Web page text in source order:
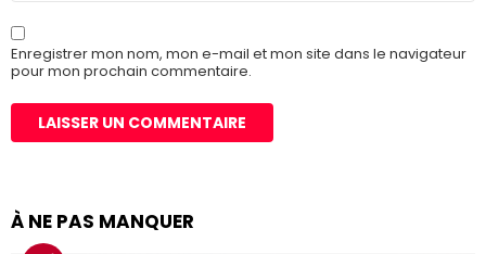
Enregistrer mon nom, mon e-mail et mon site dans le navigateur
pour mon prochain commentaire.
À NE PAS MANQUER